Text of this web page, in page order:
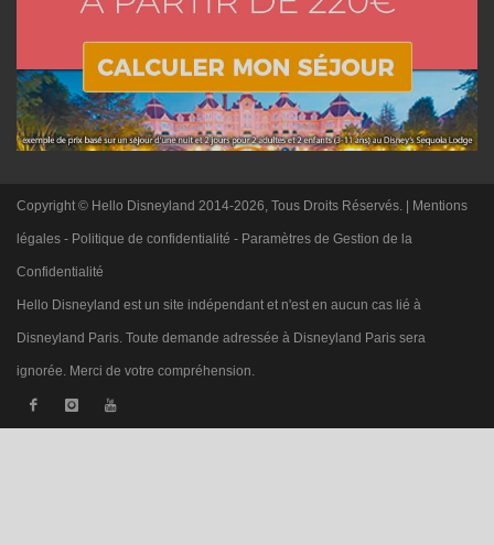
Copyright © Hello Disneyland 2014-2026, Tous Droits Réservés. | Mentions
légales - Politique de confidentialité - Paramètres de Gestion de la
Confidentialité
Hello Disneyland est un site indépendant et n'est en aucun cas lié à
Disneyland Paris. Toute demande adressée à Disneyland Paris sera
ignorée. Merci de votre compréhension.